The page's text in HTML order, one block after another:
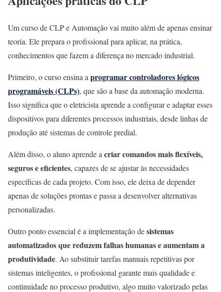
Um curso de CLP e Automação vai muito além de apenas ensinar
teoria. Ele prepara o profissional para aplicar, na prática,
conhecimentos que fazem a diferença no mercado industrial.
Primeiro, o curso ensina a programar controladores lógicos
programáveis (CLPs), que são a base da automação moderna.
Isso significa que o eletricista aprende a configurar e adaptar esses
dispositivos para diferentes processos industriais, desde linhas de
produção até sistemas de controle predial.
Além disso, o aluno aprende a criar comandos mais flexíveis,
seguros e eficientes, capazes de se ajustar às necessidades
específicas de cada projeto. Com isso, ele deixa de depender
apenas de soluções prontas e passa a desenvolver alternativas
personalizadas.
Outro ponto essencial é a implementação desistemas
automatizados que reduzem falhas humanas e aumentam a
produtividade. Ao substituir tarefas manuais repetitivas por
sistemas inteligentes, o profissional garante mais qualidade e
continuidade no processo produtivo, algo muito valorizado pelas